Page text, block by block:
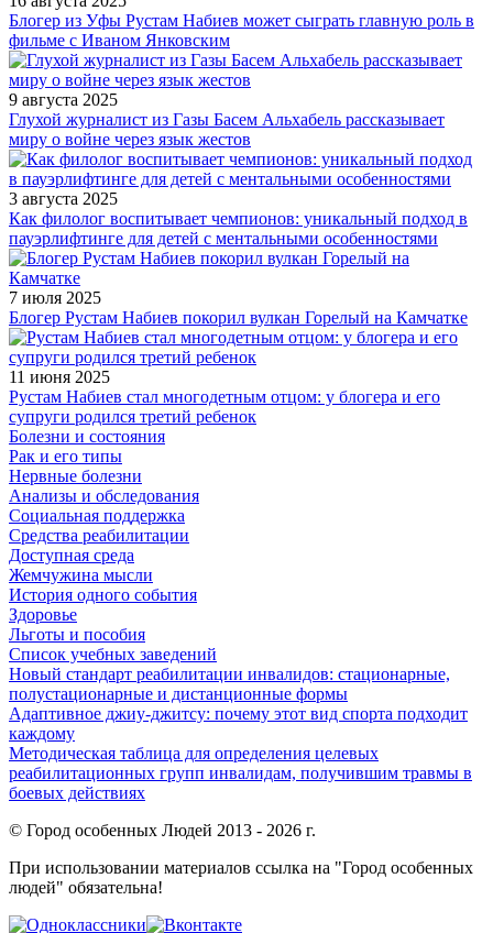
Блогер из Уфы Рустам Набиев может сыграть главную роль в
фильме с Иваном Янковским
9 августа 2025
Глухой журналист из Газы Басем Альхабель рассказывает
миру о войне через язык жестов
3 августа 2025
Как филолог воспитывает чемпионов: уникальный подход в
пауэрлифтинге для детей с ментальными особенностями
7 июля 2025
Блогер Рустам Набиев покорил вулкан Горелый на Камчатке
11 июня 2025
Рустам Набиев стал многодетным отцом: у блогера и его
супруги родился третий ребенок
Болезни и состояния
Рак и его типы
Нервные болезни
Анализы и обследования
Социальная поддержка
Средства реабилитации
Доступная среда
Жемчужина мысли
История одного события
Здоровье
Льготы и пособия
Список учебных заведений
Новый стандарт реабилитации инвалидов: стационарные,
полустационарные и дистанционные формы
Адаптивное джиу-джитсу: почему этот вид спорта подходит
каждому
Методическая таблица для определения целевых
реабилитационных групп инвалидам, получившим травмы в
боевых действиях
© Город особенных Людей 2013 - 2026 г.
При использовании материалов ссылка на "Город особенных
людей" обязательна!